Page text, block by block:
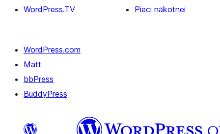
WordPress.TV
Pieci nākotnei
WordPress.com
Matt
bbPress
BuddyPress